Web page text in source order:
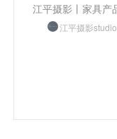
江平摄影丨家具产
江平摄影studio